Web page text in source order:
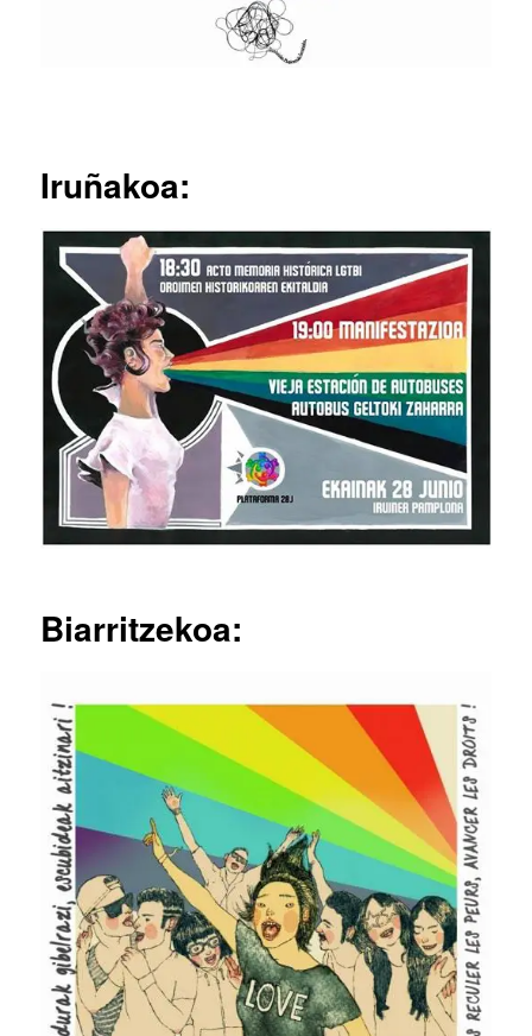
Iruñakoa:
Biarritzekoa: